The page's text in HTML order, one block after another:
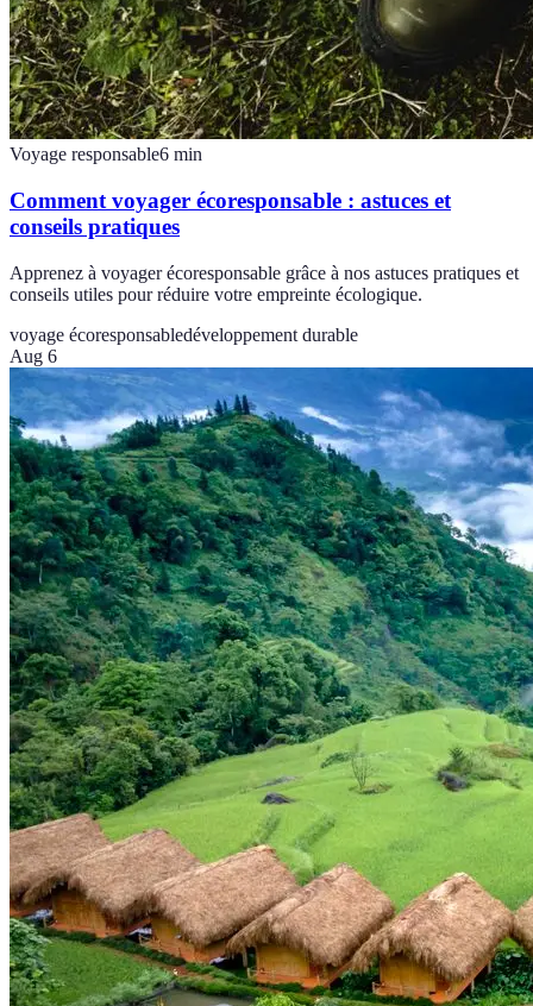
Voyage responsable6 min
Comment voyager écoresponsable : astuces et
conseils pratiques
Apprenez à voyager écoresponsable grâce à nos astuces pratiques et
conseils utiles pour réduire votre empreinte écologique.
voyage écoresponsabledéveloppement durable
Aug 6